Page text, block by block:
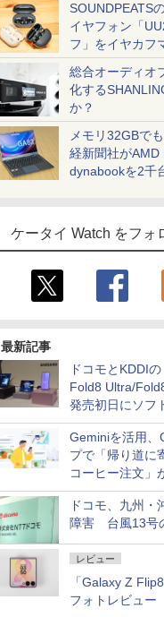
SOUNDPEATS
イヤフォン「
フ」をイヤカフ
総合オーディオ
化する
か？
メモリ32GBで
経新聞社がAMD
dynabookを2千
ケータイ Watch をフォ
最新記事
ドコモとKDDI
Fold8 Ultra/
発売初日にソフ
Geminiを活用、
プで「帰り道に
コーヒー注文」
ドコモ、九州・
障害 台風13号
レビュー
「Galaxy Z
フォトレビュー